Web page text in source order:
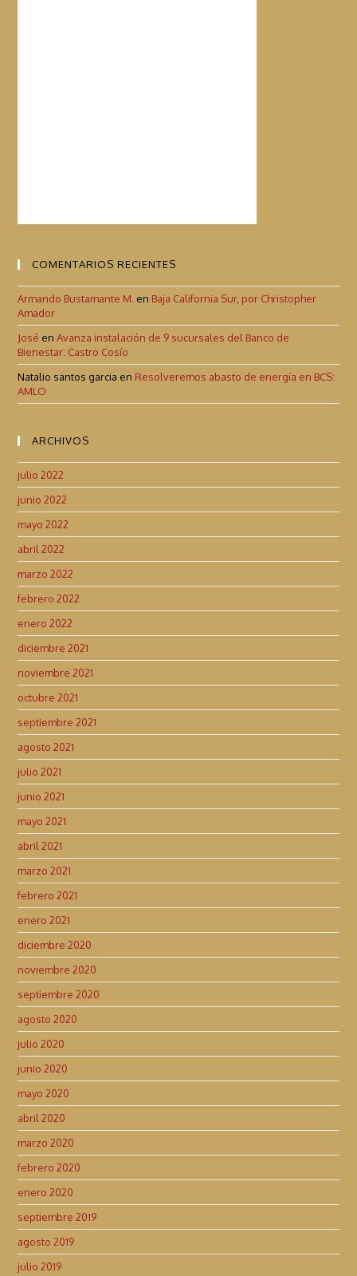
COMENTARIOS RECIENTES
Armando Bustamante M. en Baja California Sur, por Christopher
Amador
José enAvanza instalación de 9 sucursales del Banco de
Bienestar: Castro Cosío
Natalio santos garcia en Resolveremos abasto de energía en BCS:
AMLO
ARCHIVOS
julio 2022
junio 2022
mayo 2022
abril 2022
marzo 2022
febrero 2022
enero 2022
diciembre 2021
noviembre 2021
octubre 2021
septiembre 2021
agosto 2021
julio 2021
junio 2021
mayo 2021
abril 2021
marzo 2021
febrero 2021
enero 2021
diciembre 2020
noviembre 2020
septiembre 2020
agosto 2020
julio 2020
junio 2020
mayo 2020
abril 2020
marzo 2020
febrero 2020
enero 2020
septiembre 2019
agosto 2019
julio 2019